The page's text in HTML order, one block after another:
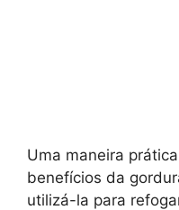
Uma maneira
benefícios da
utilizá-la para